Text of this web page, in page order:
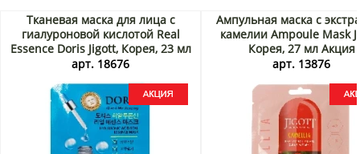
Тканевая маска для лица с
гиалуроновой кислотой Real
Essence Doris Jigott, Корея, 23 мл
Акция
арт. 18676
Ампульная маска с
камелии Ampoule Mask
Корея, 27 мл Акция
арт. 13876